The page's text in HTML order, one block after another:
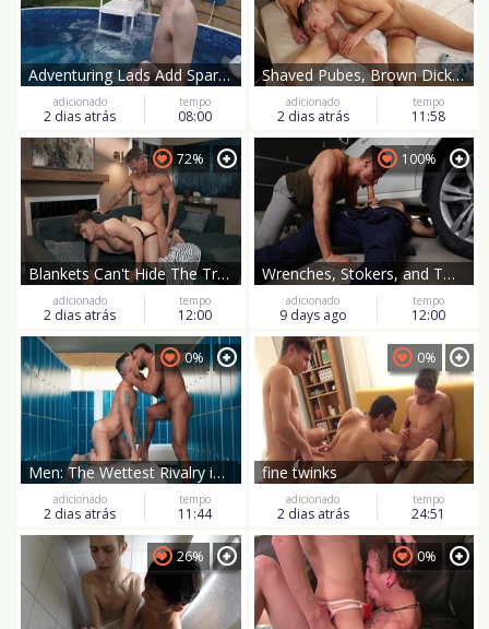
Adventuring Lads Add Spark to Life
adicionado
2 dias atrás
tempo
08:00
Shaved Pubes, Brown Dicks in 4K Ultra HD Action
adicionado
2 dias atrás
tempo
11:58
Blankets Can't Hide The Truth
72%
adicionado
2 dias atrás
tempo
12:00
Wrenches, Stokers, and Twisted Desires
100%
adicionado
9 days ago
tempo
12:00
Men: The Wettest Rivalry in the History of Water Polo
0%
adicionado
2 dias atrás
tempo
11:44
fine twinks
0%
adicionado
2 dias atrás
tempo
24:51
26% 0%